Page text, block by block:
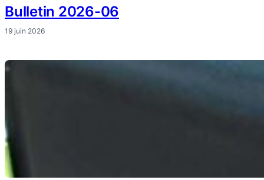
Bulletin 2026-06
19 juin 2026